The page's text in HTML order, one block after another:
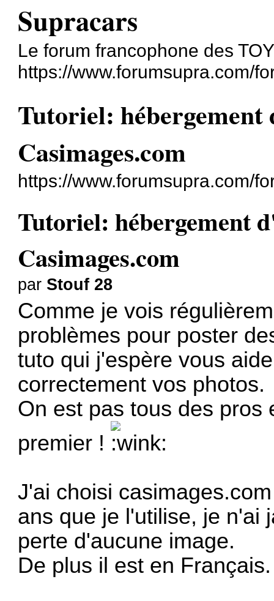
Supracars
Le forum francophone des
https://www.forumsupra.com/
Tutoriel: hébergement
Casimages.com
https://www.forumsupra.com/
Tutoriel: hébergement
Casimages.com
par Stouf 28
Comme je vois
problèmes pour poster
tuto qui j'espère vous
correctement vos photos.
On est pas tous des pros
premier !
J'ai choisi casimages.com
ans que je l'utilise, je n'ai
perte d'aucune image.
De plus il est en Français.